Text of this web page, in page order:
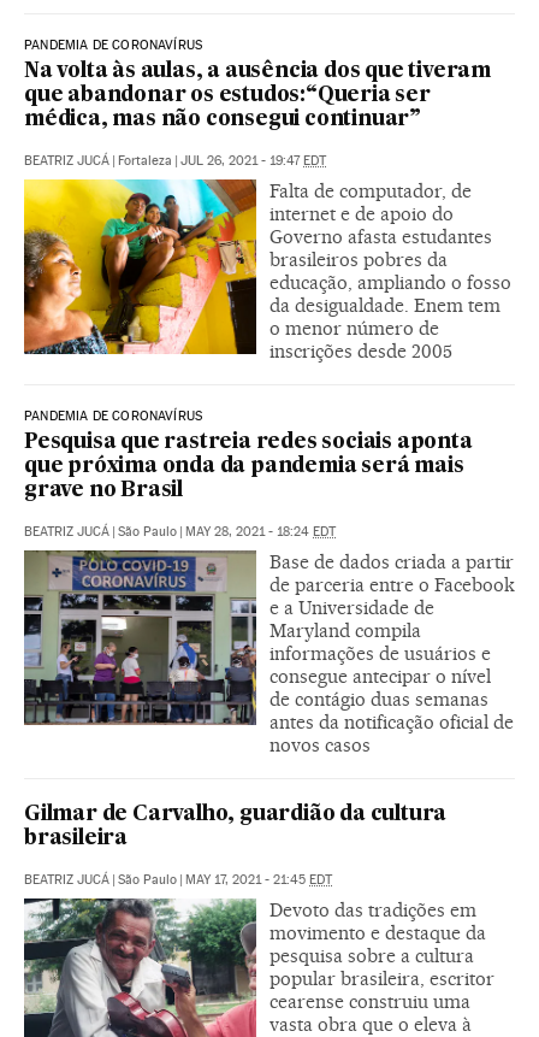
PANDEMIA DE CORONAVÍRUS
Na volta às aulas, a ausência dos que tiveram
que abandonar os estudos:“Queria ser
médica, mas não consegui continuar”
BEATRIZ JUCÁ Fortaleza JUL 26, 2021 - 19:47 EDT
Falta de computador, de
internet e de apoio do
Governo afasta estudantes
brasileiros pobres da
educação, ampliando o fosso
da desigualdade. Enem tem
o menor número de
inscrições desde 2005
PANDEMIA DE CORONAVÍRUS
Pesquisa que rastreia redes sociais aponta
que próxima onda da pandemia será mais
grave no Brasil
BEATRIZ JUCÁ São Paulo MAY 28, 2021 - 18:24 EDT
Base de dados criada a partir
de parceria entre o Facebook
e a Universidade de
Maryland compila
informações de usuários e
consegue antecipar o nível
de contágio duas semanas
antes da notificação oficial de
novos casos
Gilmar de Carvalho, guardião da cultura
brasileira
BEATRIZ JUCÁ São Paulo MAY 17, 2021 - 21:45 EDT
Devoto das tradições em
movimento e destaque da
pesquisa sobre a cultura
popular brasileira, escritor
cearense construiu uma
vasta obra que o eleva à